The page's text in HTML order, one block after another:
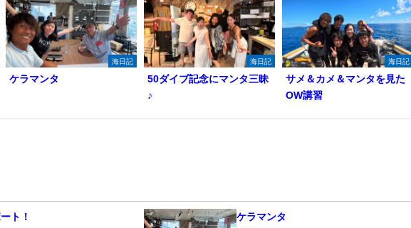
海日記
ケラマンタ
海日記
50ダイブ記念にマンタ三昧
♪
海日記
サメ＆カメ＆マンタを見た
OW講習
ト！ ケラマンタ